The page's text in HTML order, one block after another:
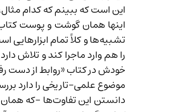
این است که ببینم که کدام
اینها همان گوشت و پوست
تشبیه‌ها و کلاً تمام
را هم وارد ماجرا کند و تلاش
خودش در کتاب «روابط از دست
موضوع علمی-تاریخی را دارد
دانستن این تفاوت‌ها -که